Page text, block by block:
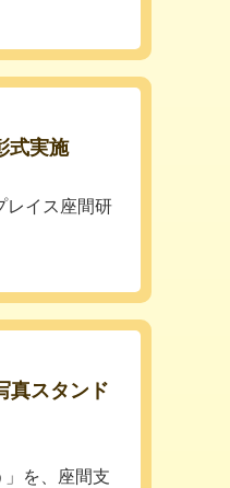
式実施
レイス座間研
真スタンド
を、座間支